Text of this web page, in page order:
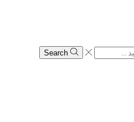
Search